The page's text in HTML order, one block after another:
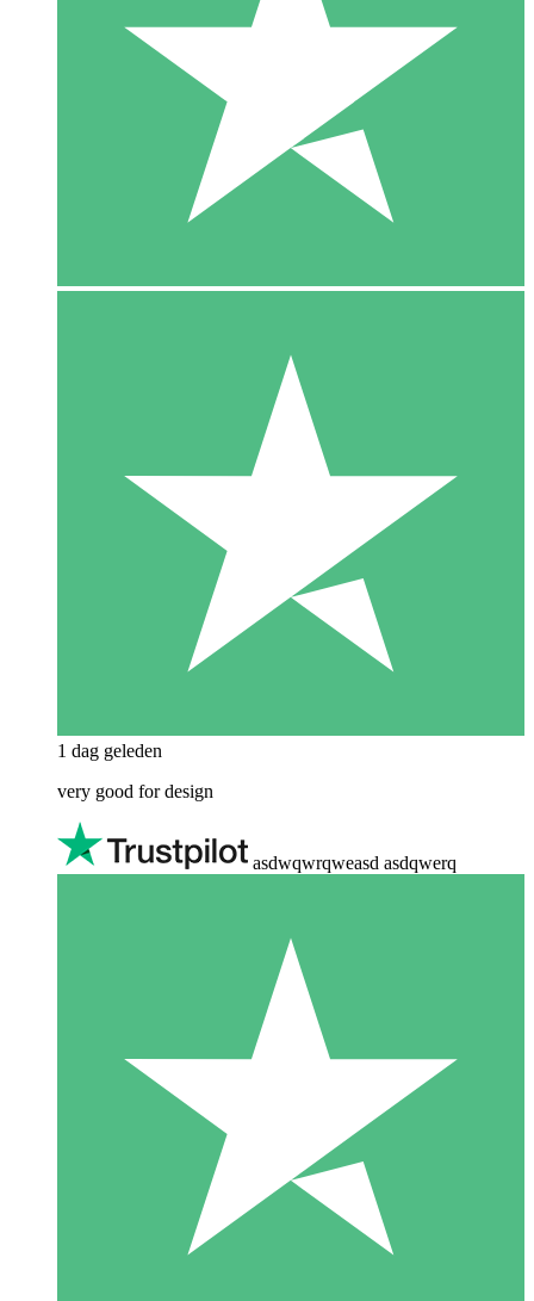
1 dag geleden
very good for design
asdwqwrqweasd asdqwerq